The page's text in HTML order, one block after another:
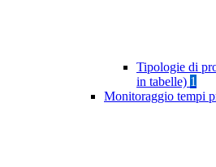
Tipologie di
in tabelle) 1
Monitoraggio tempi